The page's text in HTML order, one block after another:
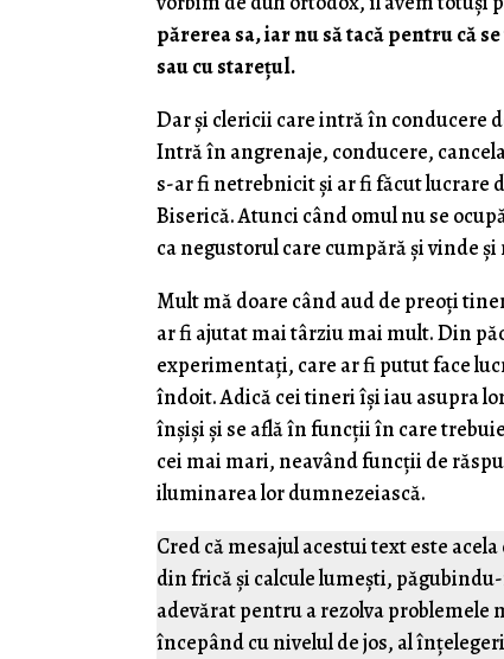
părerea sa, iar nu să tacă pentru că
sau cu stareţul.
Dar şi clericii care intră în conducere
Intră în angrenaje, conducere,
s-ar fi netrebnicit şi ar fi făcut lucrare
Biserică. Atunci când omul nu se
ca negustorul care cumpără şi vinde
Mult mă doare când aud de preoţi
ar fi ajutat mai târziu mai mult. Din
experimentaţi, care ar fi putut face
îndoit. Adică cei tineri îşi iau asupra
înşişi şi se află în funcţii în care
cei mai mari, neavând funcţii de
iluminarea lor dumnezeiască.
Cred că mesajul acestui text este
din frică și calcule lumești,
adevărat pentru a rezolva
începând cu nivelul de jos, al